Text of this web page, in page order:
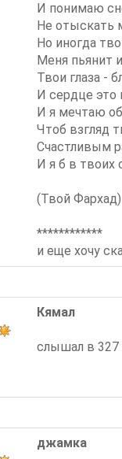
И понимаю
Не отыскать
Но иногда
Меня пьянит
Твои глаза -
И сердце это
И я мечтаю
Чтоб взгляд
Счастливым
И я б в твоих
(Твой Фархад)
************
и еще хочу
Кямал
слышал в 327
джамка